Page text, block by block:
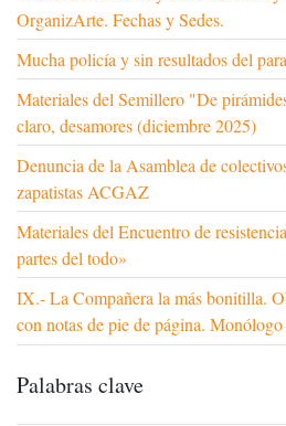
OrganizArte. Fechas y Sedes.
Mucha policía y sin resultados del
Materiales del Semillero "De
claro, desamores (diciembre 2025)
Denuncia de la Asamblea de
zapatistas ACGAZ
Materiales del Encuentro de
partes del todo»
IX.- La Compañera la más bonitilla.
con notas de pie de página. Monólogo
Palabras clave